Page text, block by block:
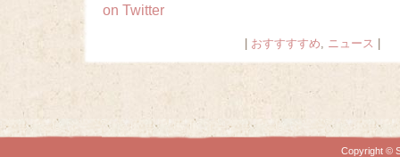
on Twitter
おすすすすめ, ニュース
Copyright ©